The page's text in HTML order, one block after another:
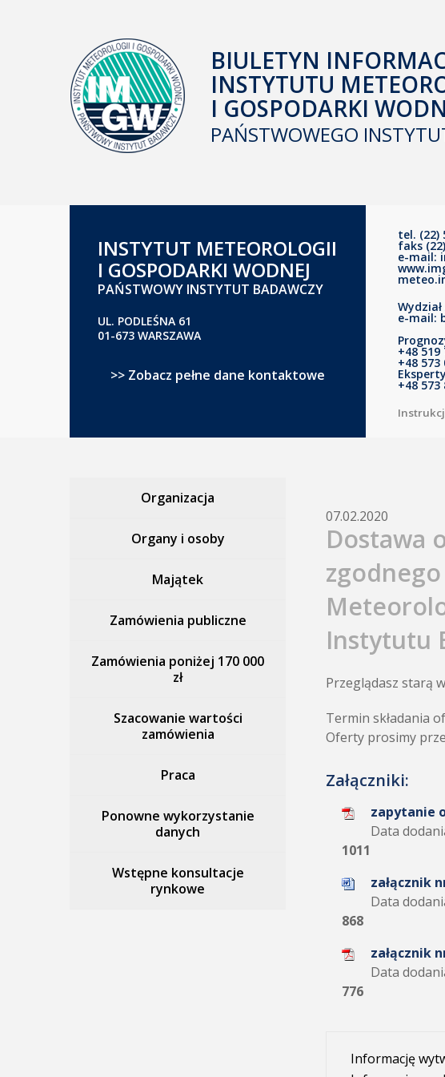
BIULETYN
INSTYTUTU
I GOSPODARKI
PAŃSTWOWEGO
INSTYTUT METEOROLOGII
I GOSPODARKI WODNEJ
PAŃSTWOWY INSTYTUT BADAWCZY
UL. PODLEŚNA 61
01-673 WARSZAWA
>> Zobacz pełne dane kontaktowe
tel. (22)
faks
e-mail:
e-mail:
+48 519
+48 573
+48 573
Organizacja
Organy i osoby
Majątek
Zamówienia publiczne
Zamówienia poniżej 170 000
zł
Szacowanie wartości
zamówienia
Praca
Ponowne wykorzystanie
danych
Wstępne konsultacje
rynkowe
07.02.2020
Dostawa
Instytutu
Przeglądasz starą
Termin składania
Oferty prosimy
Załączniki:
zapytanie
Data
1011
załącznik
Data
868
załącznik
Data
776
Informację